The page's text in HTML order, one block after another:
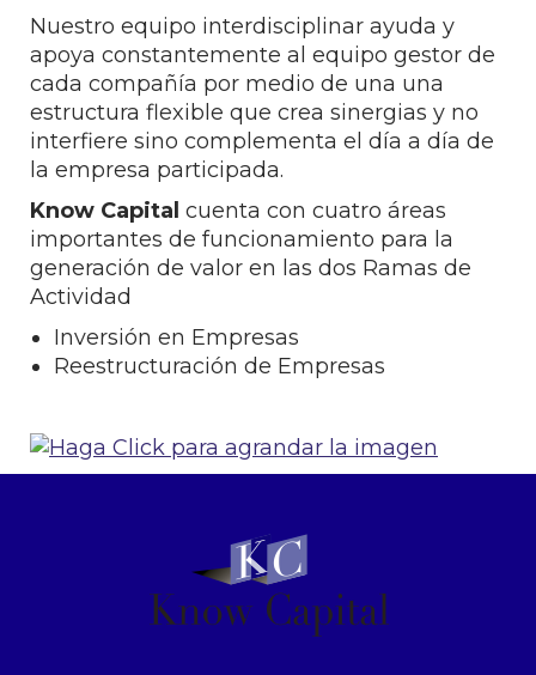
Nuestro equipo interdisciplinar ayuda y
apoya constantemente al equipo gestor de
cada compañía por medio de una una
estructura flexible que crea sinergias y no
interfiere sino complementa el día a día de
la empresa participada.
Know Capital cuenta con cuatro áreas
importantes de funcionamiento para la
generación de valor en las dos Ramas de
Actividad
Inversión en Empresas
Reestructuración de Empresas